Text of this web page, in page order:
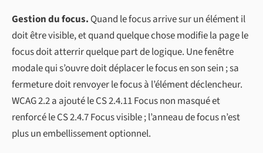
Gestion du focus. Quand le focus arrive sur un élément il
doit être visible, et quand quelque chose modifie la page le
focus doit atterrir quelque part de logique. Une fenêtre
modale qui s’ouvre doit déplacer le focus en son sein ; sa
fermeture doit renvoyer le focus à l’élément déclencheur.
WCAG 2.2 a ajouté le CS 2.4.11 Focus non masqué et
renforcé le CS 2.4.7 Focus visible ; l’anneau de focus n’est
plus un embellissement optionnel.